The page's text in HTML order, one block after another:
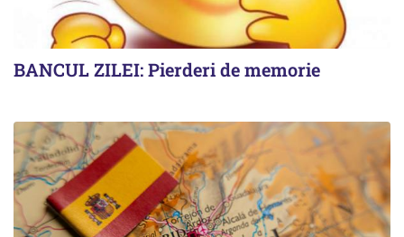
BANCUL ZILEI: Pierderi de memorie